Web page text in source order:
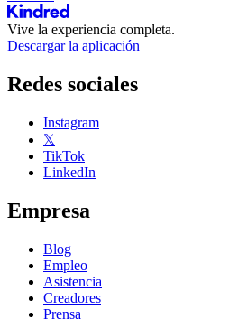
Vive la experiencia completa.
Descargar la aplicación
Redes sociales
Instagram
𝕏
TikTok
LinkedIn
Empresa
Blog
Empleo
Asistencia
Creadores
Prensa